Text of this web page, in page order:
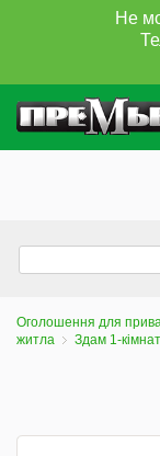
Не
Оголошення для
житла
Здам 1-